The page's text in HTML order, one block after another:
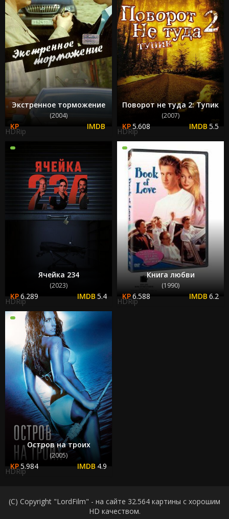
Экстренное торможение
(2004)
HDRip
Поворот не туда 2: Тупик
(2007)
5.608 5.5
HDRip
Ячейка 234
(2023)
6.289 5.4
HDRip
Книга любви
(1990)
6.588 6.2
HDRip
Остров на троих
(2005)
5.984 4.9
HDRip
(C) Copyright "LordFilm" - на сайте 32.564 картины с хорошим
HD качеством.